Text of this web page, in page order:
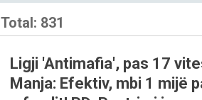
Total: 831
Ligji 'Antimafia', pas 17
Manja: Efektiv, mbi 1 mijë